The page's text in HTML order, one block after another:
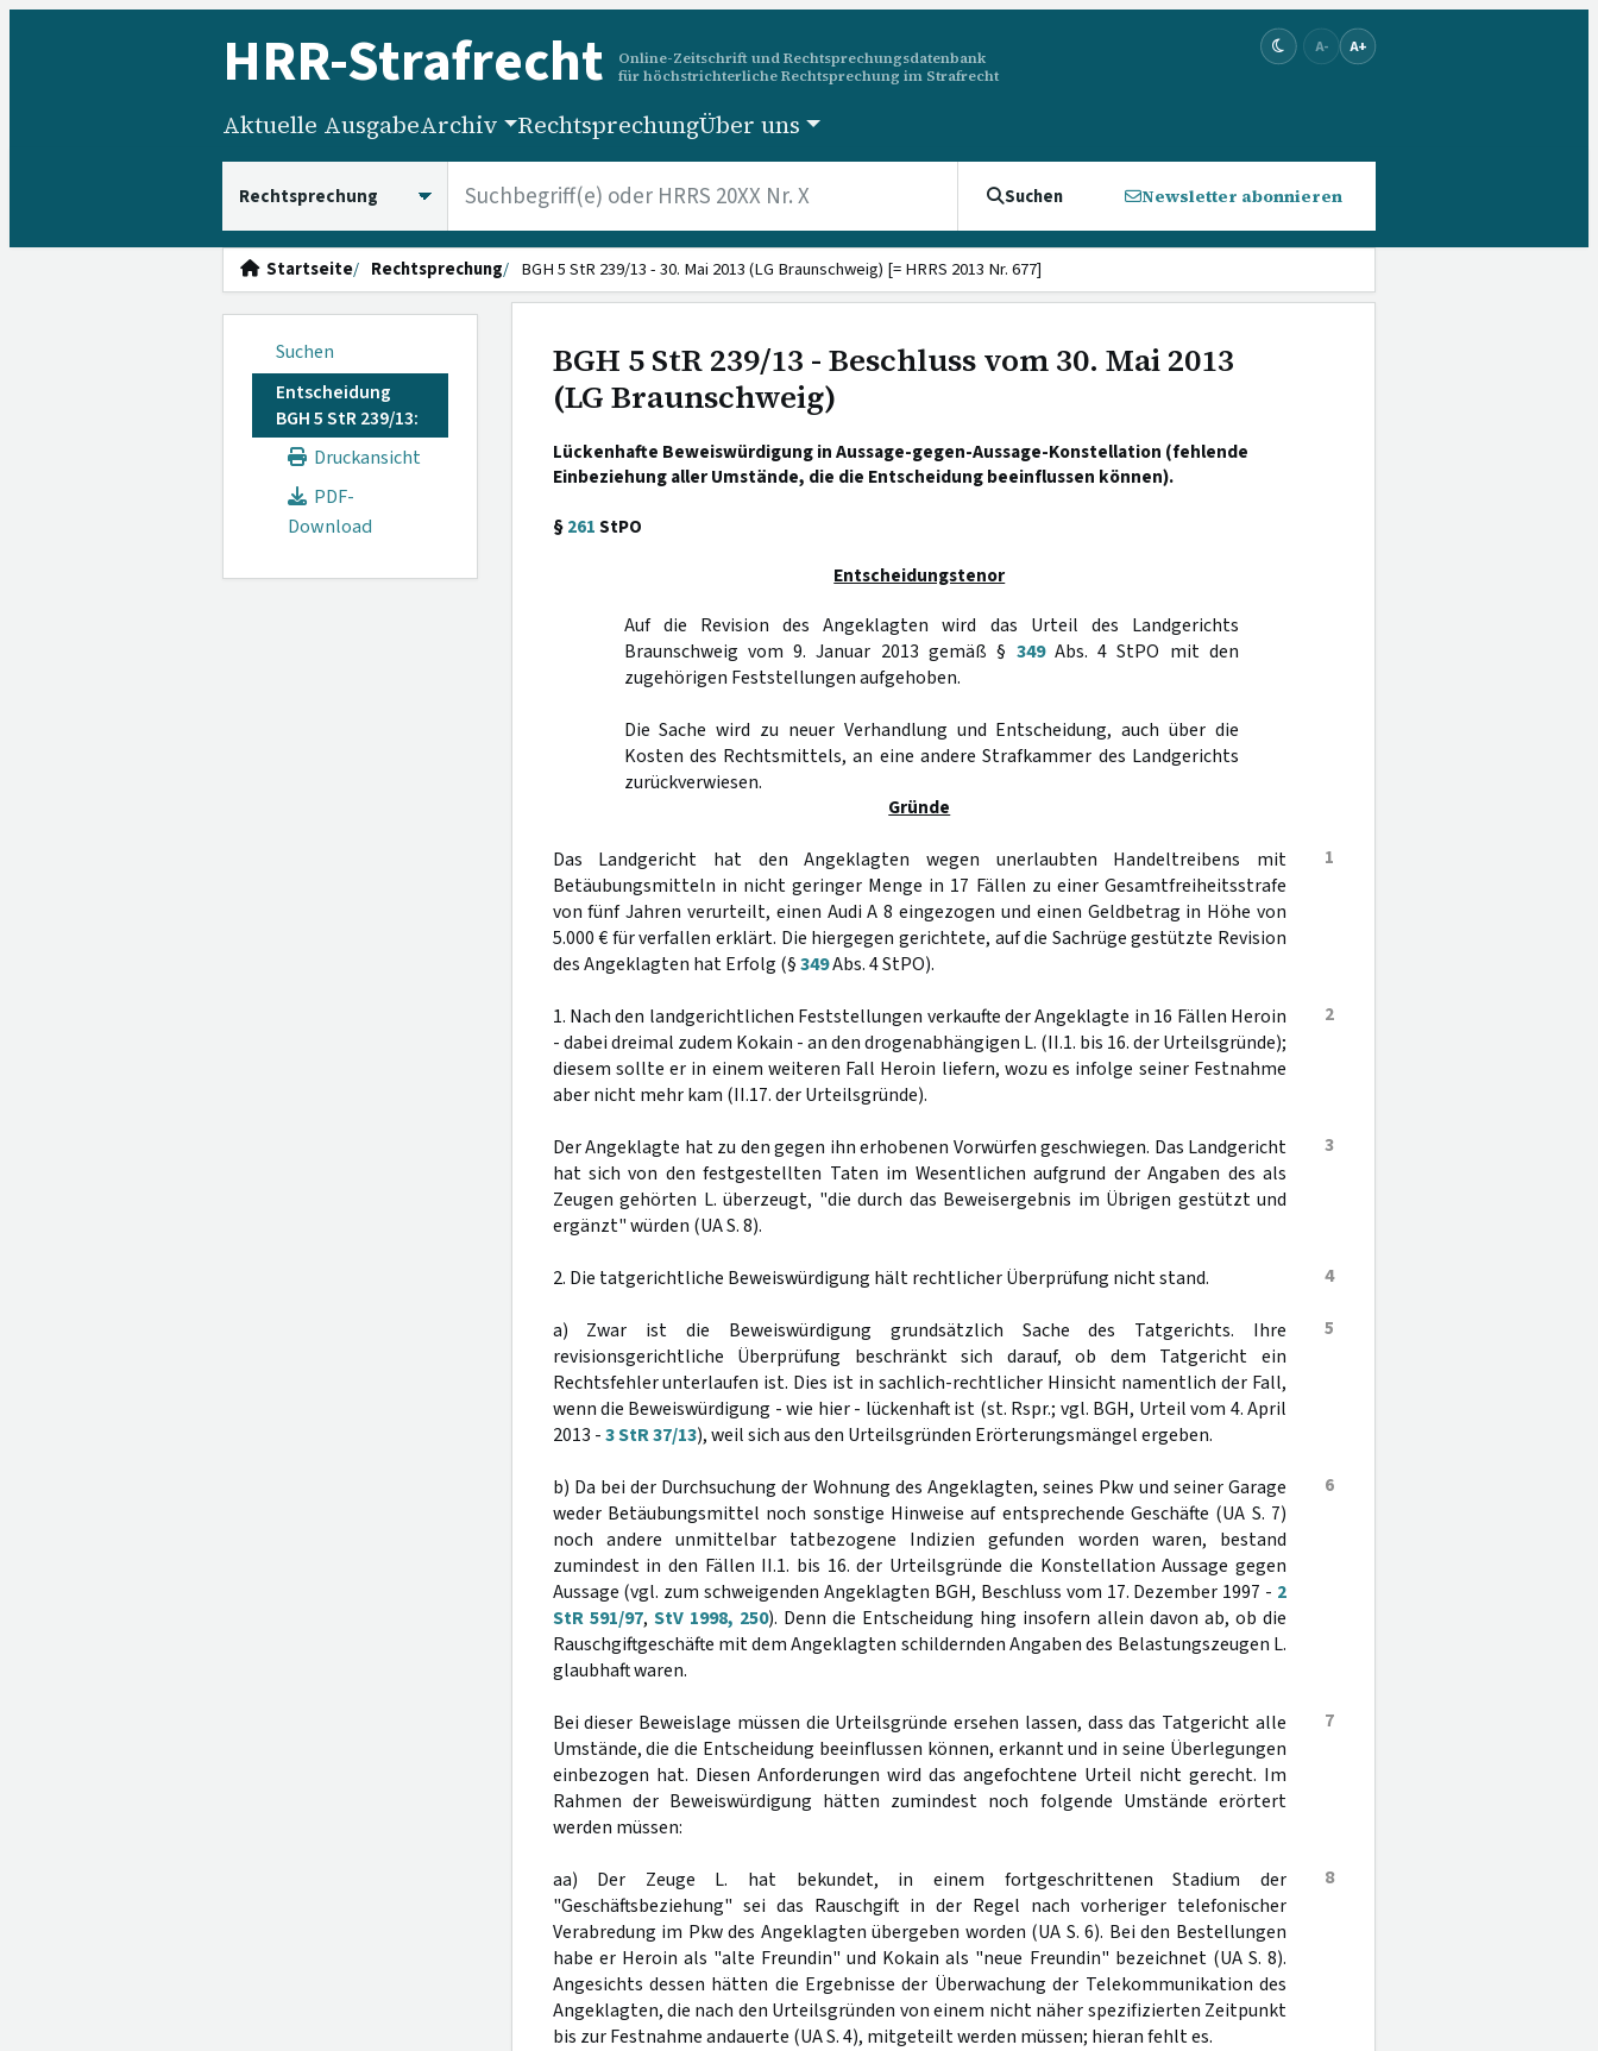
HRR-Strafrecht
Online-Zeitschrift und Rechtsprechungsdatenbank
für höchstrichterliche Rechtsprechung im Strafrecht
A- A+
Aktuelle AusgabeArchiv RechtsprechungÜber uns
Suchen Newsletter abonnieren
Startseite Rechtsprechung BGH 5 StR 239/13 - 30. Mai 2013 (LG Braunschweig) [= HRRS 2013 Nr. 677]
Suchen
Entscheidung
BGH 5 StR 239/13:
Druckansicht
PDF-
Download
BGH 5 StR 239/13 - Beschluss vom 30. Mai 2013
(LG Braunschweig)
Lückenhafte Beweiswürdigung in Aussage-gegen-Aussage-Konstellation (fehlende
Einbeziehung aller Umstände, die die Entscheidung beeinflussen können).
§261StPO
Entscheidungstenor
Auf die Revision des Angeklagten wird das Urteil des Landgerichts
Braunschweig vom 9. Januar 2013 gemäß § 349Abs. 4 StPO mit den
zugehörigen Feststellungen aufgehoben.
Die Sache wird zu neuer Verhandlung und Entscheidung, auch über die
Kosten des Rechtsmittels, an eine andere Strafkammer des Landgerichts
zurückverwiesen.
Gründe
1
Das Landgericht hat den Angeklagten wegen unerlaubten Handeltreibens mit
Betäubungsmitteln in nicht geringer Menge in 17 Fällen zu einer Gesamtfreiheitsstrafe
von fünf Jahren verurteilt, einen Audi A 8 eingezogen und einen Geldbetrag in Höhe von
5.000 € für verfallen erklärt. Die hiergegen gerichtete, auf die Sachrüge gestützte Revision
des Angeklagten hat Erfolg (§349Abs. 4 StPO).
2
1. Nach den landgerichtlichen Feststellungen verkaufte der Angeklagte in 16 Fällen Heroin
- dabei dreimal zudem Kokain - an den drogenabhängigen L. (II.1. bis 16. der Urteilsgründe);
diesem sollte er in einem weiteren Fall Heroin liefern, wozu es infolge seiner Festnahme
aber nicht mehr kam (II.17. der Urteilsgründe).
3
Der Angeklagte hat zu den gegen ihn erhobenen Vorwürfen geschwiegen. Das Landgericht
hat sich von den festgestellten Taten im Wesentlichen aufgrund der Angaben des als
Zeugen gehörten L. überzeugt, "die durch das Beweisergebnis im Übrigen gestützt und
ergänzt" würden (UA S. 8).
4
2. Die tatgerichtliche Beweiswürdigung hält rechtlicher Überprüfung nicht stand.
5
a) Zwar ist die Beweiswürdigung grundsätzlich Sache des Tatgerichts. Ihre
revisionsgerichtliche Überprüfung beschränkt sich darauf, ob dem Tatgericht ein
Rechtsfehler unterlaufen ist. Dies ist in sachlich-rechtlicher Hinsicht namentlich der Fall,
wenn die Beweiswürdigung - wie hier - lückenhaft ist (st. Rspr.; vgl. BGH, Urteil vom 4. April
2013 -3 StR 37/13), weil sich aus den Urteilsgründen Erörterungsmängel ergeben.
6
b) Da bei der Durchsuchung der Wohnung des Angeklagten, seines Pkw und seiner Garage
weder Betäubungsmittel noch sonstige Hinweise auf entsprechende Geschäfte (UA S. 7)
noch andere unmittelbar tatbezogene Indizien gefunden worden waren, bestand
zumindest in den Fällen II.1. bis 16. der Urteilsgründe die Konstellation Aussage gegen
Aussage (vgl. zum schweigenden Angeklagten BGH, Beschluss vom 17. Dezember 1997 - 2
StR 591/97, StV 1998, 250). Denn die Entscheidung hing insofern allein davon ab, ob die
Rauschgiftgeschäfte mit dem Angeklagten schildernden Angaben des Belastungszeugen L.
glaubhaft waren.
7
Bei dieser Beweislage müssen die Urteilsgründe ersehen lassen, dass das Tatgericht alle
Umstände, die die Entscheidung beeinflussen können, erkannt und in seine Überlegungen
einbezogen hat. Diesen Anforderungen wird das angefochtene Urteil nicht gerecht. Im
Rahmen der Beweiswürdigung hätten zumindest noch folgende Umstände erörtert
werden müssen:
8
aa) Der Zeuge L. hat bekundet, in einem fortgeschrittenen Stadium der
"Geschäftsbeziehung" sei das Rauschgift in der Regel nach vorheriger telefonischer
Verabredung im Pkw des Angeklagten übergeben worden (UA S. 6). Bei den Bestellungen
habe er Heroin als "alte Freundin" und Kokain als "neue Freundin" bezeichnet (UA S. 8).
Angesichts dessen hätten die Ergebnisse der Überwachung der Telekommunikation des
Angeklagten, die nach den Urteilsgründen von einem nicht näher spezifizierten Zeitpunkt
bis zur Festnahme andauerte (UA S. 4), mitgeteilt werden müssen; hieran fehlt es.